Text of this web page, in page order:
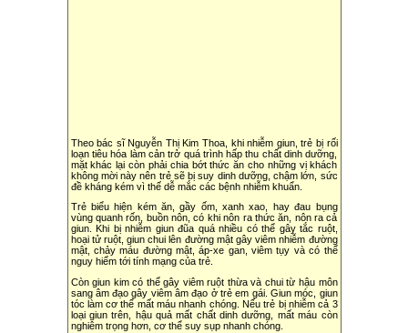
Theo bác sĩ Nguyễn Thị Kim Thoa, khi nhiễm giun, trẻ bị rối
loạn tiêu hóa làm cản trở quá trình hấp thu chất dinh dưỡng,
mặt khác lại còn phải chia bớt thức ăn cho những vị khách
không mời này nên trẻ sẽ bị suy dinh dưỡng, chậm lớn, sức
đề kháng kém vì thế dễ mắc các bệnh nhiễm khuẩn.
Trẻ biểu hiện kém ăn, gầy ốm, xanh xao, hay đau bụng
vùng quanh rốn, buồn nôn, có khi nôn ra thức ăn, nôn ra cả
giun. Khi bị nhiễm giun đũa quá nhiều có thể gây tắc ruột,
hoại tử ruột, giun chui lên đường mật gây viêm nhiễm đường
mật, chảy máu đường mật, áp-xe gan, viêm tụy và có thể
nguy hiểm tới tính mạng của trẻ.
Còn giun kim có thể gây viêm ruột thừa và chui từ hậu môn
sang âm đạo gây viêm âm đạo ở trẻ em gái. Giun móc, giun
tóc làm c‌ơ th‌ể mất máu nhanh chóng. Nếu trẻ bị nhiễm cả 3
loại giun trên, hậu quả mất chất dinh dưỡng, mất máu còn
nghiêm trọng hơn, c‌ơ th‌ể suy sụp nhanh chóng.